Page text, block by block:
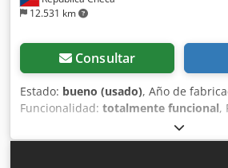
12.531 km
Consultar
Estado: bueno (usado), Año de
Funcionalidad: totalmente funcional,
más detalles sobre la máquina
personalizada, que le